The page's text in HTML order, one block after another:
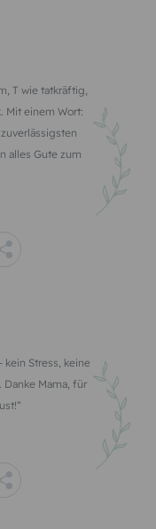
T wie tatkräftig,
Mit einem Wort:
alles Gute zum
Stress, keine
Danke Mama, für